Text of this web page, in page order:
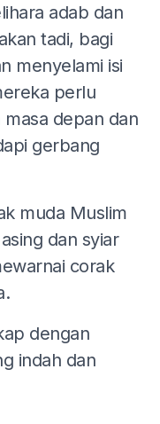
adab dan
tadi, bagi
menyelami isi
perlu
depan dan
gerbang
muda Muslim
dan syiar
corak
dengan
indah dan